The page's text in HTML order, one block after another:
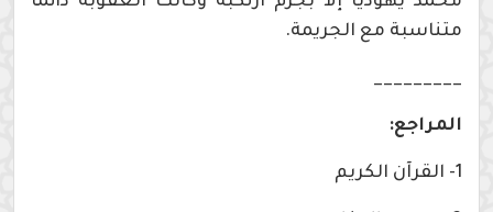
متناسبة مع الجريمة.
_________
المراجع:
1- القرآن الكريم